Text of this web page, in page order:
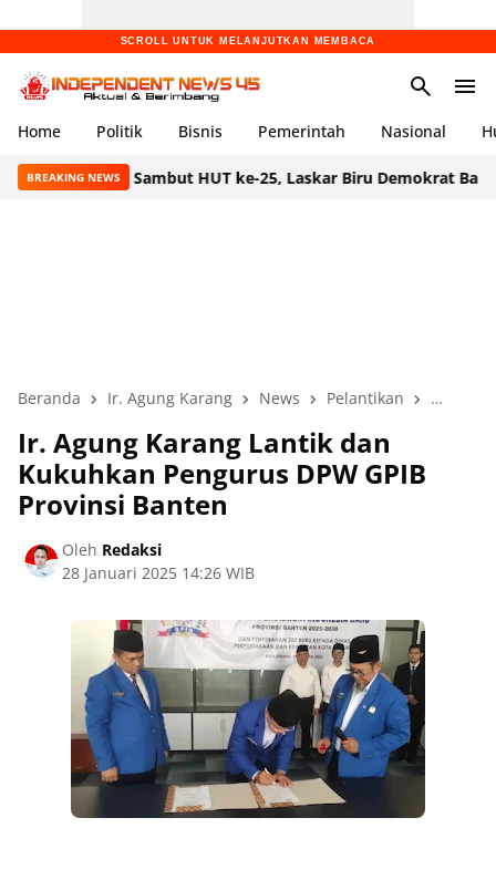
SCROLL UNTUK MELANJUTKAN MEMBACA
Home Politik Bisnis Pemerintah Nasional
BREAKING NEWS
Sambut HUT ke-25, Laskar Biru Demokrat Banten
Beranda Ir. Agung Karang News Pelantikan
Ir. Agung Karang Lantik dan
Kukuhkan Pengurus DPW GPIB
Provinsi Banten
Oleh Redaksi
28 Januari 2025 14:26 WIB